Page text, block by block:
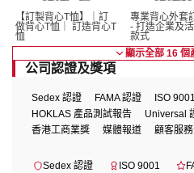
【訂製背心T恤】｜訂
做背心T恤｜ 訂造背心T
恤
專業背心外套
- 打造企業及
款式
顯示全部 16 個
公司認證及獎項
Sedex 認證 FAMA 認證 ISO 9001
HOKLAS 產品測試報告
Universal
香港工商業獎
媒體報道 顧客服
Sedex 認證 ISO 9001